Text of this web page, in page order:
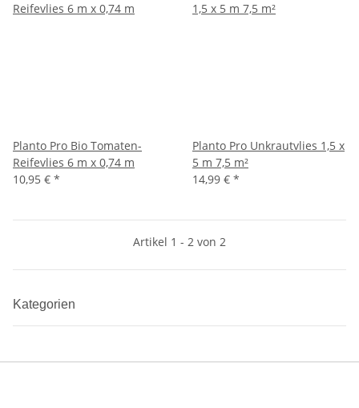
Planto Pro Bio Tomaten-
Reifevlies 6 m x 0,74 m
10,95 € *
Planto Pro Unkrautvlies 1,5 x
5 m 7,5 m²
14,99 € *
Artikel 1 - 2 von 2
Kategorien